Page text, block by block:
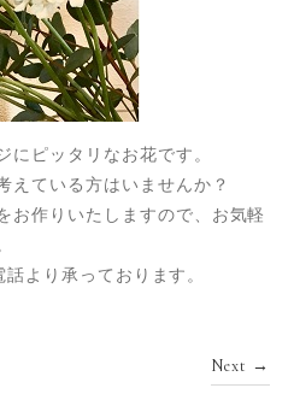
ピッタリなお花です。
えている方はいませんか？
お作りいたしますので、お気軽
話より承っております。
Next →